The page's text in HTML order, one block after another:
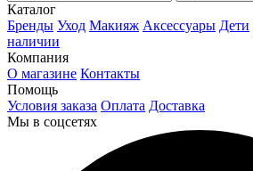
Каталог
Бренды Уход Макияж Аксессуары Дети
наличии
Компания
О магазине Контакты
Помощь
Условия заказа Оплата Доставка
Мы в соцсетях